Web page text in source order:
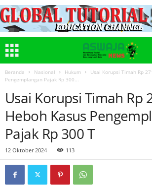
Beranda Nasional Hukum
Usai Korupsi Timah Rp
Pengemplangan Pajak Rp 300...
Usai Korupsi Timah Rp
Heboh Kasus
Pajak Rp 300 T
12 Oktober 2024 113